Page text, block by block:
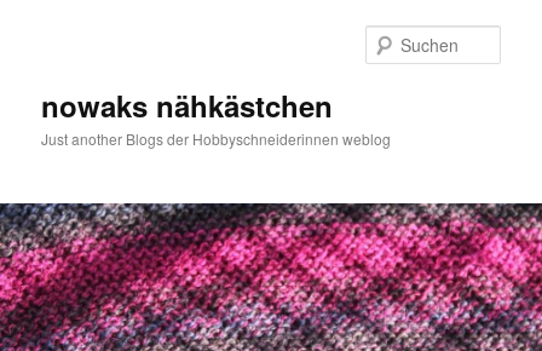
nowaks nähkästchen
Just another Blogs der Hobbyschneiderinnen weblog